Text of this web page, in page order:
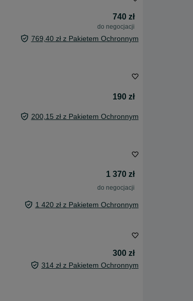
740 zł
do negocjacji
769,40 zł z Pakietem Ochronnym
190 zł
200,15 zł z Pakietem Ochronnym
1 370 zł
do negocjacji
1 420 zł z Pakietem Ochronnym
300 zł
314 zł z Pakietem Ochronnym